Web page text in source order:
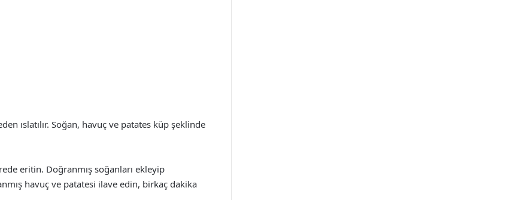
ıslatılır. Soğan, havuç ve patates küp şeklinde
eritin. Doğranmış soğanları ekleyip
havuç ve patatesi ilave edin, birkaç dakika